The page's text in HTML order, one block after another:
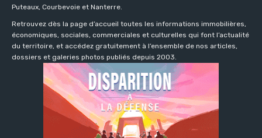
Puteaux, Courbevoie et Nanterre.
Retrouvez dès la page d’accueil toutes les informations immobilières,
économiques, sociales, commerciales et culturelles qui font l’actualité
du territoire, et accédez gratuitement à l’ensemble de nos articles,
dossiers et galeries photos publiés depuis 2003.